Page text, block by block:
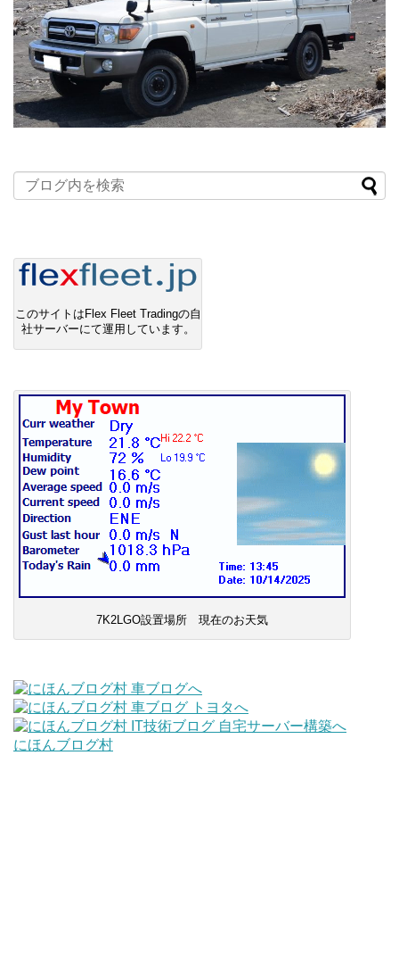
このサイトはFlex Fleet Tradingの自
社サーバーにて運用しています。
7K2LGO設置場所 現在のお天気
にほんブログ村